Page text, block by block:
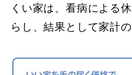
くい家は、看病による
らし、結果として家計